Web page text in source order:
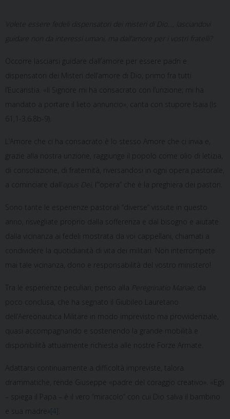
Volete essere fedeli dispensatori dei misteri di Dio…, lasciandovi
guidare non da interessi umani, ma dall’amore per i vostri fratelli?
Occorre lasciarsi guidare dall’amore per essere padri e
dispensatori dei Misteri dell’amore di Dio, primo fra tutti
l’Eucaristia. «Il Signore mi ha consacrato con l’unzione; mi ha
mandato a portare il lieto annuncio», canta con stupore Isaia (Is
61,1-3.6.8b-9).
L’Amore che ci ha consacrato è lo stesso Amore che ci invia e,
grazie alla nostra unzione, raggiunge il popolo come olio di letizia,
di consolazione, di fraternità, riversandosi in ogni opera pastorale,
a cominciare dall’
, l’“opera” che è la preghiera dei pastori.
Sono tante le esperienze pastorali “diverse” vissute in questo
anno, risvegliate proprio dalla sofferenza e dal bisogno e aiutate
dalla vicinanza ai fedeli mostrata da voi cappellani, chiamati a
condividere la quotidianità di vita dei militari. Non interrompete
mai tale vicinanza, dono e responsabilità del vostro ministero!
Tra le esperienze peculiari, penso alla Peregrinatio Mariae
, da
poco conclusa, che ha segnato il Giubileo Lauretano
dell’Aereonautica Militare in modo imprevisto ma provvidenziale,
quasi accompagnando e sostenendo la grande mobilità e
disponibilità attualmente richiesta alle nostre Forze Armate.
Adattarsi continuamente a difficoltà impreviste, talora
drammatiche, rende Giuseppe «padre del coraggio creativo». «Egli
– spiega il Papa – è il vero “miracolo” con cui Dio salva il bambino
e sua madre» [4]